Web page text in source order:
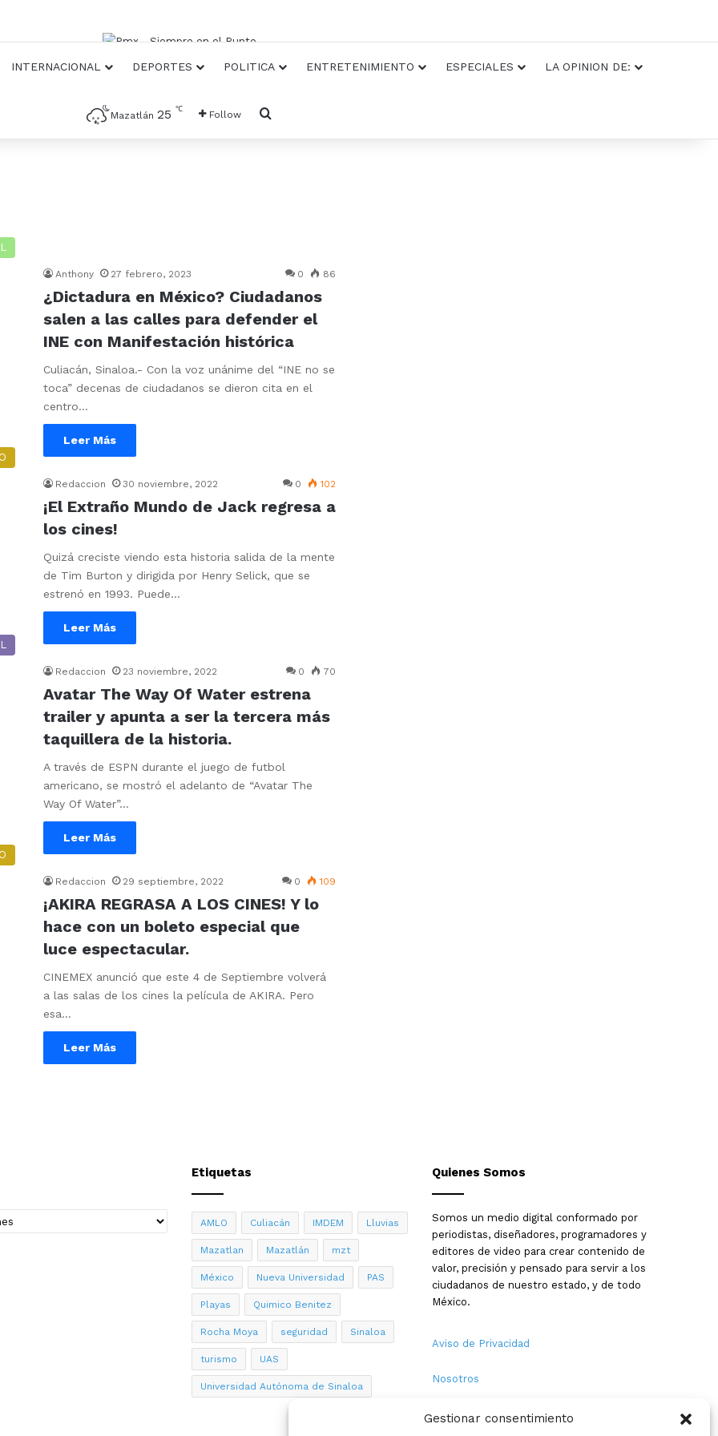
Gestionar consentimiento
INTERNACIONAL DEPORTES POLITICA ENTRETENIMIENTO ESPECIALES LA OPINION DE:
Mazatlán 25 ℃ Follow Busqueda
Anthony 27 febrero, 2023 0 86
¿Dictadura en México? Ciudadanos
salen a las calles para defender el
INE con Manifestación histórica
Culiacán, Sinaloa.- Con la voz unánime del “INE no se
toca” decenas de ciudadanos se dieron cita en el
centro…
Leer Más
Redaccion 30 noviembre, 2022 0 102
¡El Extraño Mundo de Jack regresa a
los cines!
Quizá creciste viendo esta historia salida de la mente
de Tim Burton y dirigida por Henry Selick, que se
estrenó en 1993. Puede…
Leer Más
Redaccion 23 noviembre, 2022 0 70
Avatar The Way Of Water estrena
trailer y apunta a ser la tercera más
taquillera de la historia.
A través de ESPN durante el juego de futbol
americano, se mostró el adelanto de “Avatar The
Way Of Water”…
Leer Más
Redaccion 29 septiembre, 2022 0 109
¡AKIRA REGRASA A LOS CINES! Y lo
hace con un boleto especial que
luce espectacular.
CINEMEX anunció que este 4 de Septiembre volverá
a las salas de los cines la película de AKIRA. Pero
esa…
Leer Más
Etiquetas
AMLO Culiacán IMDEM Lluvias
Mazatlan Mazatlán mzt
México Nueva Universidad PAS
Playas Quimico Benitez
Rocha Moya seguridad Sinaloa
turismo UAS
Universidad Autónoma de Sinaloa
Quienes Somos
Somos un medio digital conformado por
periodistas, diseñadores, programadores y
editores de video para crear contenido de
valor, precisión y pensado para servir a los
ciudadanos de nuestro estado, y de todo
México.
Aviso de Privacidad
Nosotros
Términos y Condiciones